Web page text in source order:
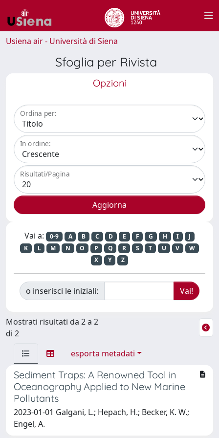
Usiena air - Università di Siena
Sfoglia per Rivista
Opzioni
Ordina per:
In ordine:
Risultati/Pagina
Vai a: 0-9 A B C D E F G H I
J
K
L M N O P Q R S T U V
W
X
Y Z
o inserisci le iniziali:
Mostrati risultati da 2 a 2
di 2
esporta metadati
Sediment Traps: A Renowned Tool in
Oceanography Applied to New Marine
Pollutants
2023-01-01 Galgani, L.; Hepach, H.; Becker, K. W.;
Engel, A.